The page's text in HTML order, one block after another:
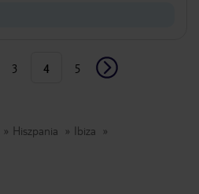
3 4 5
Hiszpania
Ibiza